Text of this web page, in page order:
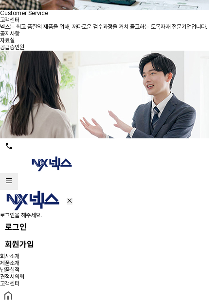
Customer Service
고객센터
넥스는 최고 품질의 제품을 위해, 까다로운 검수과정을 거쳐 출고하는 토목자재 전문기업입니다.
공지사항
자료실
공급승인원
로그인을 해주세요.
로그인
회원가입
회사소개
제품소개
납품실적
견적서의뢰
고객센터